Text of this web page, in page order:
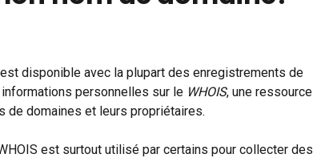
disponible avec la plupart des enregistrements de
personnelles sur le WHOIS, une ressource
de domaines et leurs propriétaires.
est surtout utilisé par certains pour collecter des